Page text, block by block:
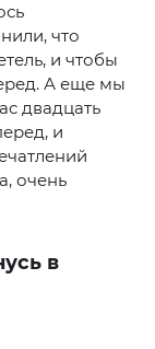
что
и чтобы
А еще мы
двадцать
и
очень
в